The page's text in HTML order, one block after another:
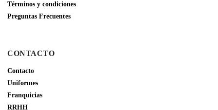
Términos y condiciones
Preguntas Frecuentes
CONTACTO
Contacto
Uniformes
Franquicias
RRHH